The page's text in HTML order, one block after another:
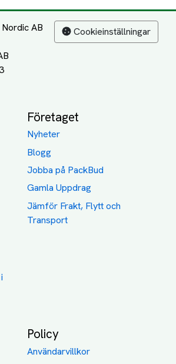
AB Cookieinställningar
Företaget
Nyheter
Blogg
Jobba på PackBud
Gamla Uppdrag
Jämför Frakt, Flytt och
Transport
Policy
Användarvillkor